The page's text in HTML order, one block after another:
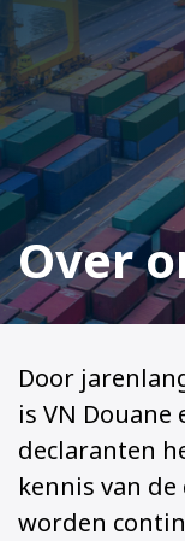
Over
Door
is VN
declaranten
kennis van
worden